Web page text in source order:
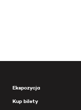
Ekspozycja
Kup bilety